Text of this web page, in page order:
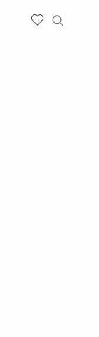
mat ha keleier
hoc'h anv